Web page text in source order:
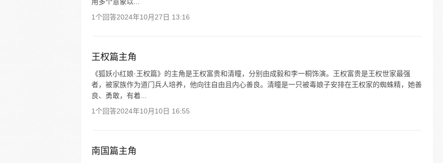
1个回答2024年10月27日 13:16
王权篇主角
《狐妖小红娘·王权篇》的主角是王权富贵和清瞳，分别由成毅和李一桐饰演。王权富贵是王权世家最强
者，被家族作为道门兵人培养，他向往自由且内心善良。清瞳是一只被毒娘子安排在王权家的蜘蛛精，她善
良、勇敢，有着...
1个回答2024年10月10日 16:55
南国篇主角